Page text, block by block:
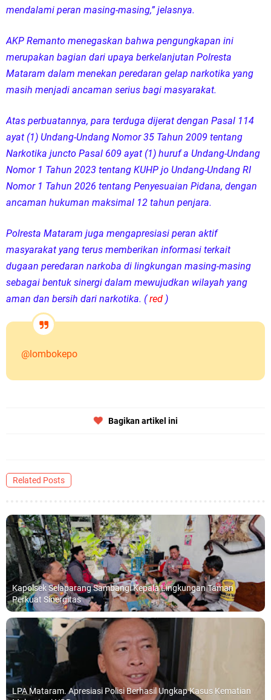
mendalami peran masing-masing,” jelasnya.
AKP Remanto menegaskan bahwa pengungkapan ini
merupakan bagian dari upaya berkelanjutan Polresta
Mataram dalam menekan peredaran gelap narkotika yang
masih menjadi ancaman serius bagi masyarakat.
Atas perbuatannya, para terduga dijerat dengan Pasal 114
ayat (1) Undang-Undang Nomor 35 Tahun 2009 tentang
Narkotika juncto Pasal 609 ayat (1) huruf a Undang-Undang
Nomor 1 Tahun 2023 tentang KUHP jo Undang-Undang RI
Nomor 1 Tahun 2026 tentang Penyesuaian Pidana, dengan
ancaman hukuman maksimal 12 tahun penjara.
Polresta Mataram juga mengapresiasi peran aktif
masyarakat yang terus memberikan informasi terkait
dugaan peredaran narkoba di lingkungan masing-masing
sebagai bentuk sinergi dalam mewujudkan wilayah yang
aman dan bersih dari narkotika. (red )
@lombokepo
Bagikan artikel ini
Related Posts
Kapolsek Selaparang Sambangi Kepala Lingkungan Taman
Perkuat Sinergitas
LPA Mataram. Apresiasi Polisi Berhasil Ungkap Kasus Kematian